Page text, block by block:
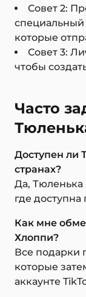
Совет 2:
специальный
которые
Совет 3:
чтобы
Часто
Доступен ли
странах?
Да, Тюленька
где
Как мне
Хлоппи?
Все подарки
которые
аккаунте